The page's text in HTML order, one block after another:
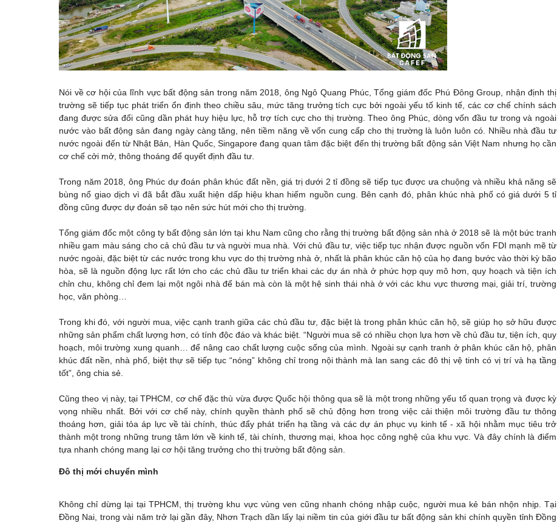
Nói về cơ hội của lĩnh vực bất động sản trong năm 2018, ông Ngô Quang Phúc, Tổng giám đốc Phú Đông Group, nhận định thị
trường sẽ tiếp tục phát triển ổn định theo chiều sâu, mức tăng trưởng tích cực bởi ngoài yếu tố kinh tế, các cơ chế chính sách
đang được sửa đổi cũng dần phát huy hiệu lực, hỗ trợ tích cực cho thị trường. Theo ông Phúc, dòng vốn đầu tư trong và ngoài
nước vào bất động sản đang ngày càng tăng, nên tiềm năng về vốn cung cấp cho thị trường là luôn luôn có. Nhiều nhà đầu tư
nước ngoài đến từ Nhật Bản, Hàn Quốc, Singapore đang quan tâm đặc biệt đến thị trường bất động sản Việt Nam nhưng họ cần
cơ chế cởi mở, thông thoáng để quyết định đầu tư.
Trong năm 2018, ông Phúc dự đoán phân khúc đất nền, giá trị dưới 2 tỉ đồng sẽ tiếp tục được ưa chuộng và nhiều khả năng sẽ
bùng nổ giao dịch vì đã bắt đầu xuất hiện dấp hiệu khan hiếm nguồn cung. Bên cạnh đó, phân khúc nhà phố có giá dưới 5 tỉ
đồng cũng được dự đoán sẽ tạo nên sức hút mới cho thị trường.
Tổng giám đốc một công ty bất động sản lớn tại khu Nam cũng cho rằng thị trường bất động sản nhà ở 2018 sẽ là một bức tranh
nhiều gam màu sáng cho cả chủ đầu tư và người mua nhà. Với chủ đầu tư, việc tiếp tục nhận được nguồn vốn FDI mạnh mẽ từ
nước ngoài, đặc biệt từ các nước trong khu vực do thị trường nhà ở, nhất là phân khúc căn hộ của họ đang bước vào thời kỳ bão
hòa, sẽ là nguồn động lực rất lớn cho các chủ đầu tư triển khai các dự án nhà ở phức hợp quy mô hơn, quy hoạch và tiện ích
chỉn chu, không chỉ đem lại một ngôi nhà để bán mà còn là một hệ sinh thái nhà ở với các khu vực thương mại, giải trí, trường
học, văn phòng…
Trong khi đó, với người mua, việc cạnh tranh giữa các chủ đầu tư, đặc biệt là trong phân khúc căn hộ, sẽ giúp họ sở hữu được
những sản phẩm chất lượng hơn, có tính độc đáo và khác biệt. “Người mua sẽ có nhiều chọn lựa hơn về chủ đầu tư, tiện ích, quy
hoạch, môi trường xung quanh… để nâng cao chất lượng cuộc sống của mình. Ngoài sự cạnh tranh ở phân khúc căn hộ, phân
khúc đất nền, nhà phố, biệt thự sẽ tiếp tục “nóng” không chỉ trong nội thành mà lan sang các đô thị vệ tinh có vị trí và hạ tầng
tốt”, ông chia sẻ.
Cũng theo vị này, tại TPHCM, cơ chế đặc thù vừa được Quốc hội thông qua sẽ là một trong những yếu tố quan trọng và được kỳ
vọng nhiều nhất. Bởi với cơ chế này, chính quyền thành phố sẽ chủ động hơn trong việc cải thiện môi trường đầu tư thông
thoáng hơn, giải tỏa áp lực về tài chính, thúc đẩy phát triển hạ tầng và các dự án phục vụ kinh tế - xã hội nhằm mục tiêu trở
thành một trong những trung tâm lớn về kinh tế, tài chính, thương mại, khoa học công nghệ của khu vực. Và đây chính là điểm
tựa nhanh chóng mang lại cơ hội tăng trưởng cho thị trường bất động sản.
Đô thị mới chuyển mình
Không chỉ dừng lại tại TPHCM, thị trường khu vực vùng ven cũng nhanh chóng nhập cuộc, người mua kẻ bán nhộn nhịp. Tại
Đồng Nai, trong vài năm trở lại gần đây, Nhơn Trạch dần lấy lại niềm tin của giới đầu tư bất động sản khi chính quyền tỉnh Đồng